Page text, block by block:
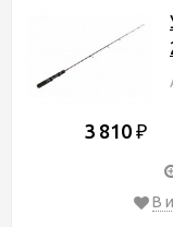
3 810 ₽
В